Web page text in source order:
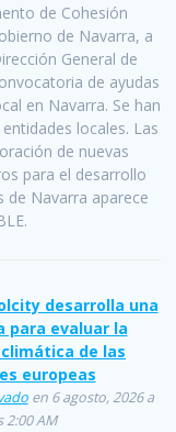
de Cohesión
de Navarra, a
General de
de ayudas
en Navarra. Se han
locales. Las
de nuevas
para el desarrollo
de Navarra aparece
desarrolla una
para evaluar la
de las
europeas
en 6 agosto, 2026 a
2:00 AM